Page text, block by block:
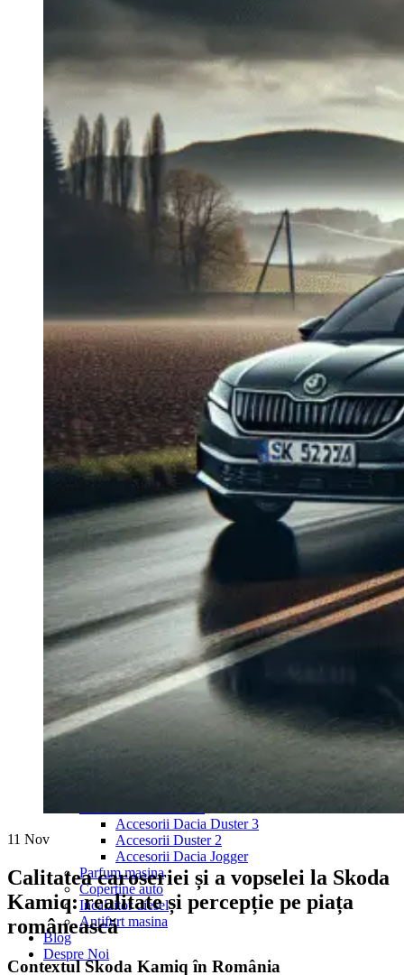
Navigatie Duster 2019
Navigatie Audi A3 8p
Navigatie Audi A4 B6
Navigatie Audi A4 B7
Navigatie Audi A4 B8
Navigatie Audi A5
Navigatie Audi A6 C5
Navigatie Audi A6 C6
Navigatie Audi A6 C7
Navigatie Audi Q5
Navigație Ford Fiesta
Navigație Ford Focus 1
Navigație Ford Focus 2
Navigație Ford Focus MK3
Navigație Ford Mondeo MK3
Navigație Ford Mondeo MK4
Navigație Ford Transit
Mercedes
Navigație Mercedes C Class W203
Navigație Mercedes C Class W204
Navigație Mercedes W203
Navigație Mercedes W204
Navigație Mercedes W211
Navigație Mercedes Sprinter
Passat
Navigație Passat B5
Navigație Passat B5 5
Navigație Passat B6
Navigație Passat B7
Navigație Passat B8
Navigație Passat CC
Skoda
Navigație Skoda Fabia 1
Navigație Skoda Fabia 2
Navigație Skoda Octavia 1
Navigație Skoda Octavia 2
Navigație Skoda Octavia 3
Navigație Skoda Rapid
Navigație Skoda Superb 1
Navigație Skoda Superb 2
Navigație Toyota Avensis T25
Peste 350 Litri
Accesorii Dacia Duster 3
Accesorii Duster 2
Accesorii Dacia Jogger
Parfum masina
Copertine auto
Incalzitor diesel
Antifurt masina
Blog
Despre Noi
11 Nov
Calitatea caroseriei și a vopselei la Skoda
Kamiq: realitate și percepție pe piața
românească
Contextul Skoda Kamiq în România